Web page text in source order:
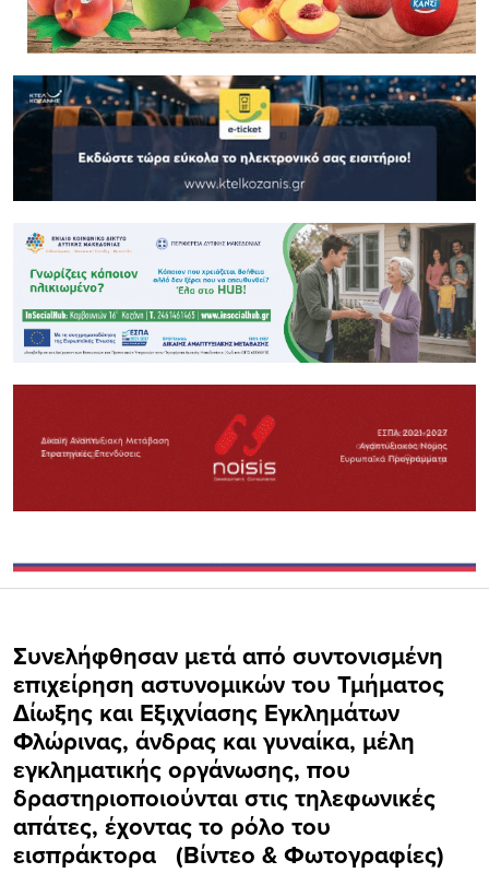
Συνελήφθησαν μετά από συντονισμένη
επιχείρηση αστυνομικών του Τμήματος
Δίωξης και Εξιχνίασης Εγκλημάτων
Φλώρινας, άνδρας και γυναίκα, μέλη
εγκληματικής οργάνωσης, που
δραστηριοποιούνται στις τηλεφωνικές
απάτες, έχοντας το ρόλο του
εισπράκτορα (Βίντεο & Φωτογραφίες)